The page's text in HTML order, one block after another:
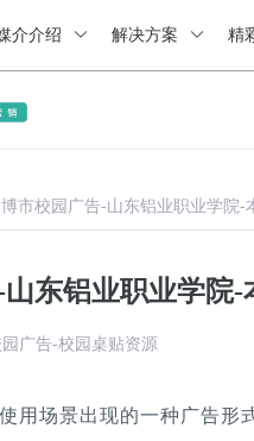
介介绍 解决方案 精
市校园广告-山东铝业职业学院-
东铝业职业学院
广告-校园桌贴资源
用场景出现的一种广告形